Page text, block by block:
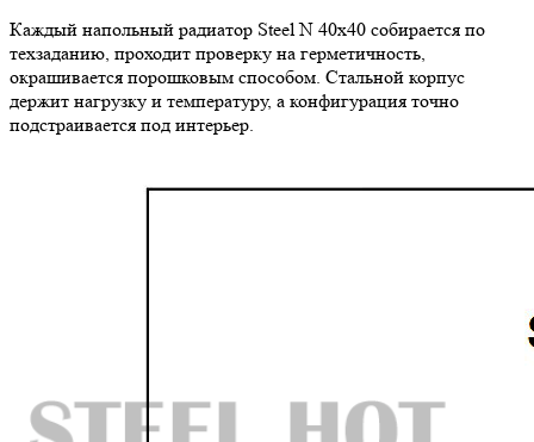
Каждый напольный радиатор Steel N 40х40 собирается по
техзаданию, проходит проверку на герметичность,
окрашивается порошковым способом. Стальной корпус
держит нагрузку и температуру, а конфигурация точно
подстраивается под интерьер.